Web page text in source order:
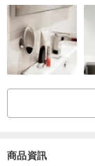
商品資訊